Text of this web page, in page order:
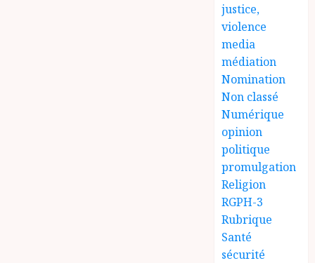
justice,
violence
media
médiation
Nomination
Non classé
Numérique
opinion
politique
promulgation
Religion
RGPH-3
Rubrique
Santé
sécurité